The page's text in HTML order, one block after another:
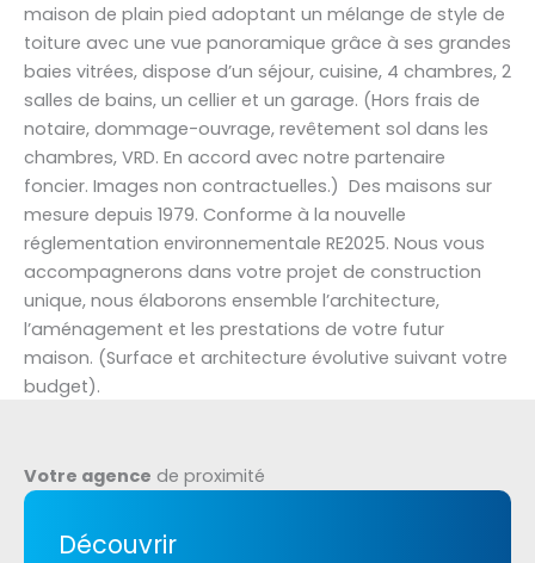
maison de plain pied adoptant un mélange de style de
toiture avec une vue panoramique grâce à ses grandes
baies vitrées, dispose d’un séjour, cuisine, 4 chambres, 2
salles de bains, un cellier et un garage. (Hors frais de
notaire, dommage-ouvrage, revêtement sol dans les
chambres, VRD. En accord avec notre partenaire
foncier. Images non contractuelles.) Des maisons sur
mesure depuis 1979. Conforme à la nouvelle
réglementation environnementale RE2025. Nous vous
accompagnerons dans votre projet de construction
unique, nous élaborons ensemble l’architecture,
l’aménagement et les prestations de votre futur
maison. (Surface et architecture évolutive suivant votre
budget).
Votre agence de proximité
Découvrir